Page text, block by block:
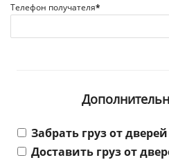
Телефон получателя*
Забрать груз от
Доставить груз от